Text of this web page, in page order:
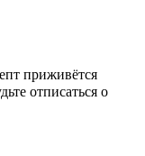
приживётся
отписаться о